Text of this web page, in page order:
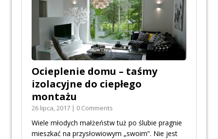
Ocieplenie domu – taśmy
izolacyjne do ciepłego
montażu
26 lipca, 2017 | 0 Comments
Wiele młodych małżeństw tuż po ślubie pragnie
mieszkać na przysłowiowym „swoim”. Nie jest